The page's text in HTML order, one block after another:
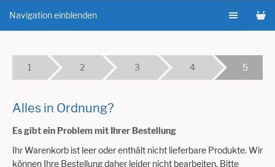
Navigation einblenden
1 2 3 4 5
Alles in Ordnung?
Es gibt ein Problem mit Ihrer Bestellung
Ihr Warenkorb ist leer oder enthält nicht lieferbare Produkte. Wir
können Ihre Bestellung daher leider nicht bearbeiten. Bitte